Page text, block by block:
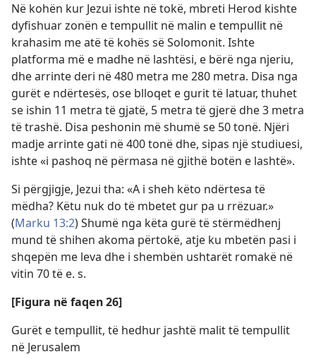
Në kohën kur Jezui ishte në tokë, mbreti Herod kishte
dyfishuar zonën e tempullit në malin e tempullit në
krahasim me atë të kohës së Solomonit. Ishte
platforma më e madhe në lashtësi, e bërë nga njeriu,
dhe arrinte deri në 480 metra me 280 metra. Disa nga
gurët e ndërtesës, ose blloqet e gurit të latuar, thuhet
se ishin 11 metra të gjatë, 5 metra të gjerë dhe 3 metra
të trashë. Disa peshonin më shumë se 50 tonë. Njëri
madje arrinte gati në 400 tonë dhe, sipas një studiuesi,
ishte «i pashoq në përmasa në gjithë botën e lashtë».
Si përgjigje, Jezui tha: «A i sheh këto ndërtesa të
mëdha? Këtu nuk do të mbetet gur pa u rrëzuar.»
(Marku 13:2) Shumë nga këta gurë të stërmëdhenj
mund të shihen akoma përtokë, atje ku mbetën pasi i
shqepën me leva dhe i shembën ushtarët romakë në
vitin 70 të e. s.
[Figura në faqen 26]
Gurët e tempullit, të hedhur jashtë malit të tempullit
në Jerusalem